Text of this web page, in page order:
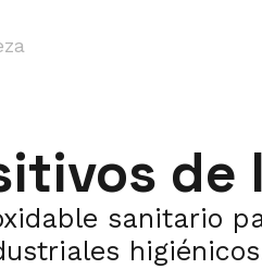
de
sanitario